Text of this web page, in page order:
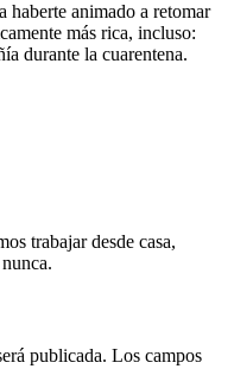
haberte animado a retomar
más rica, incluso:
durante la cuarentena.
trabajar desde casa,
publicada. Los campos